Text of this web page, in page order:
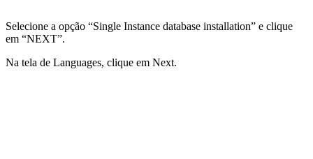
Selecione a opção “Single Instance database installation” e clique
em “NEXT”.
Na tela de Languages, clique em Next.